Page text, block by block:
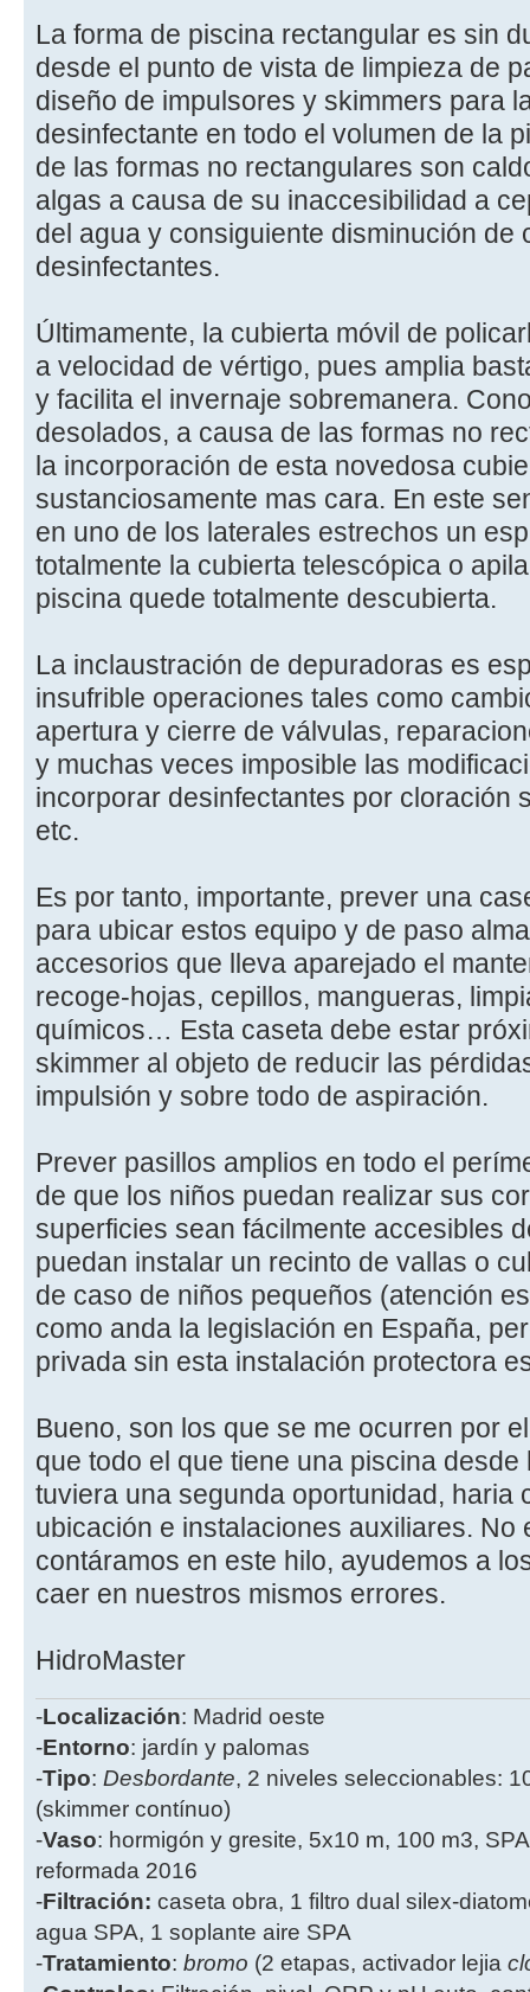
La forma de piscina rectangular es sin
desde el punto de vista de limpieza de
diseño de impulsores y skimmers para
desinfectante en todo el volumen de la
de las formas no rectangulares son
algas a causa de su inaccesibilidad a
del agua y consiguiente disminución de
desinfectantes.
Últimamente, la cubierta móvil de
a velocidad de vértigo, pues amplia
y facilita el invernaje sobremanera.
desolados, a causa de las formas no
la incorporación de esta novedosa
sustanciosamente mas cara. En este
en uno de los laterales estrechos un
totalmente la cubierta telescópica o
piscina quede totalmente descubierta.
La inclaustración de depuradoras es
insufrible operaciones tales como
apertura y cierre de válvulas,
y muchas veces imposible las
incorporar desinfectantes por cloración
etc.
Es por tanto, importante, prever una
para ubicar estos equipo y de paso
accesorios que lleva aparejado el
recoge-hojas, cepillos, mangueras,
químicos… Esta caseta debe estar
skimmer al objeto de reducir las
impulsión y sobre todo de aspiración.
Prever pasillos amplios en todo el
de que los niños puedan realizar sus
superficies sean fácilmente accesibles
puedan instalar un recinto de vallas o
de caso de niños pequeños (atención
como anda la legislación en España,
privada sin esta instalación protectora
Bueno, son los que se me ocurren por
que todo el que tiene una piscina
tuviera una segunda oportunidad, haria
ubicación e instalaciones auxiliares. No
contáramos en este hilo, ayudemos a
caer en nuestros mismos errores.
HidroMaster
-Localización: Madrid oeste
-Entorno: jardín y palomas
-Tipo: Desbordante, 2 niveles seleccionables:
(skimmer contínuo)
-Vaso: hormigón y gresite, 5x10 m, 100 m3,
reformada 2016
-Filtración: caseta obra, 1 filtro dual silex-
agua SPA, 1 soplante aire SPA
-Tratamiento: bromo (2 etapas, activador lejia